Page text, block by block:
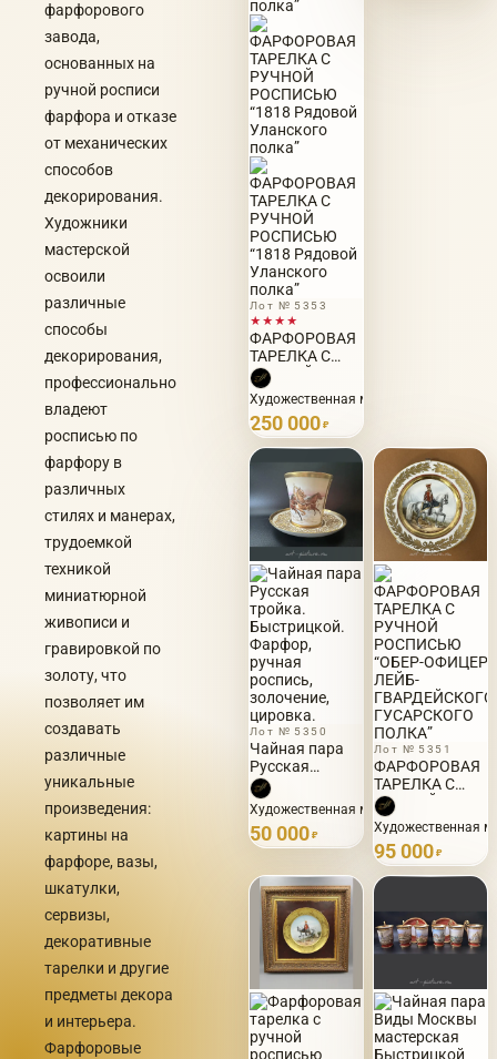
фарфорового
завода,
основанных на
ручной росписи
фарфора и отказе
от механических
способов
декорирования.
Художники
мастерской
освоили
различные
способы
декорирования,
профессионально
владеют
росписью по
фарфору в
различных
стилях и манерах,
трудоемкой
техникой
миниатюрной
живописи и
гравировкой по
золоту, что
позволяет им
создавать
различные
уникальные
произведения:
картины на
фарфоре, вазы,
шкатулки,
сервизы,
декоративные
тарелки и другие
предметы декора
и интерьера.
Фарфоровые
Лот № 5353
★★★★
ФАРФОРОВАЯ
ТАРЕЛКА С
РУЧНОЙ
РОСПИСЬЮ
“1818 Рядовой
Уланского
полка”
Художественная мастерская Лады
250 000 ₽
Лот № 5350
Чайная пара
Русская
тройка.
Быстрицкой.
Фарфор,
ручная
золочение,
цировка.
Художественная мастерская Лады
50 000 ₽
Лот № 5351
ФАРФОРОВАЯ
ТАРЕЛКА С
РУЧНОЙ
РОСПИСЬЮ
“ОБЕР-
ОФИЦЕР ЛЕЙБ-
ГВАРДЕЙСКОГО
ГУСАРСКОГО
ПОЛКА”
Художественная
95 000 ₽